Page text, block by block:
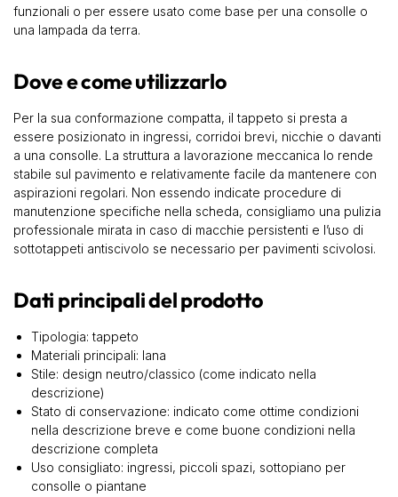
funzionali o per essere usato come base per una consolle o
una lampada da terra.
Dove e come utilizzarlo
Per la sua conformazione compatta, il tappeto si presta a
essere posizionato in ingressi, corridoi brevi, nicchie o davanti
a una consolle. La struttura a lavorazione meccanica lo rende
stabile sul pavimento e relativamente facile da mantenere con
aspirazioni regolari. Non essendo indicate procedure di
manutenzione specifiche nella scheda, consigliamo una pulizia
professionale mirata in caso di macchie persistenti e l’uso di
sottotappeti antiscivolo se necessario per pavimenti scivolosi.
Dati principali del prodotto
Tipologia: tappeto
Materiali principali: lana
Stile: design neutro/classico (come indicato nella
descrizione)
Stato di conservazione: indicato come ottime condizioni
nella descrizione breve e come buone condizioni nella
descrizione completa
Uso consigliato: ingressi, piccoli spazi, sottopiano per
consolle o piantane